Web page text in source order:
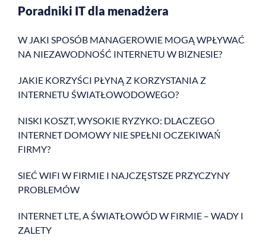
Poradniki IT dla menadżera
W JAKI SPOSÓB MANAGEROWIE MOGĄ WPŁYWAĆ
NA NIEZAWODNOŚĆ INTERNETU W BIZNESIE?
JAKIE KORZYŚCI PŁYNĄ Z KORZYSTANIA Z
INTERNETU ŚWIATŁOWODOWEGO?
NISKI KOSZT, WYSOKIE RYZYKO: DLACZEGO
INTERNET DOMOWY NIE SPEŁNI OCZEKIWAŃ
FIRMY?
SIEĆ WIFI W FIRMIE I NAJCZĘSTSZE PRZYCZYNY
PROBLEMÓW
INTERNET LTE, A ŚWIATŁOWÓD W FIRMIE – WADY I
ZALETY